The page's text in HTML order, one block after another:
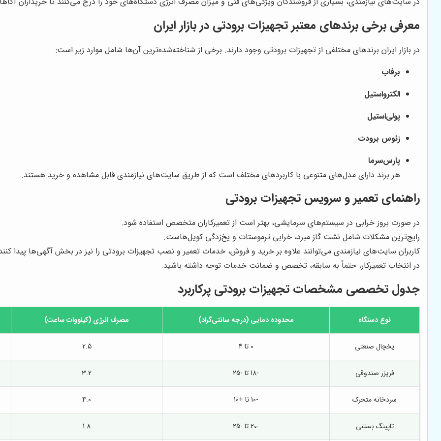
معرفی برخی برندهای معتبر تجهیزات برودتی در بازار ایران
در بازار ایران برندهای مختلفی از تجهیزات برودتی وجود دارند. برخی از شناخته‌شده‌ترین آن‌ها شامل موارد زیر است:
برفاب
الکترواستیل
پولی‌استیل
زئوس برودت
پارس‌سرما
هر برند دارای مدل‌های متنوعی با کاربردهای مختلف است که از طریق سایت‌های نیازمندی قابل مشاهده و خرید هستند.
راهنمای تعمیر و سرویس تجهیزات برودتی
در صورت بروز خرابی در سیستم‌های سرمایشی، بهتر است از تعمیرکاران متخصص استفاده شود.
رایج‌ترین مشکلات شامل نشت گاز مبرد، خرابی ترموستات و یخ‌زدگی کویل‌هاست.
کاربران سایت‌های نیازمندی می‌توانند علاوه بر خرید و فروش، خدمات تعمیر و نصب تجهیزات برودتی را نیز در بخش آگهی‌ها پیدا
در انتخاب تعمیرکار، حتماً به سابقه، تخصص و ضمانت خدمات توجه داشته باشید.
جدول تخصصی مشخصات تجهیزات برودتی پرکاربرد
نوع دستگاه محدوده دمایی (درجه سانتی‌گراد) مصرف انرژی (کیلووات ساعت)
یخچال صنعتی 0 تا 4 2.5
فریزر صندوقی -18 تا -25 3.2
سردخانه متحرک -10 تا +10 4.0
تاپینگ بستنی -20 تا -25 1.8